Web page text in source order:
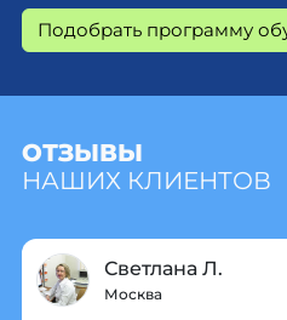
Подобрать программу
ОТЗЫВЫ
НАШИХ КЛИЕНТОВ
Светлана Л.
Москва